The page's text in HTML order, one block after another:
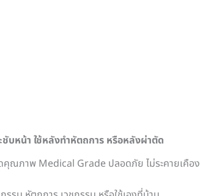
บหน้า ใช้หลังทำหัตถการ หรือหลังผ่าตัด
ณภาพ Medical Grade ปลอดภัย ไม่ระคายเคือง